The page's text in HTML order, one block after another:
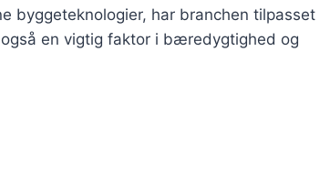
byggeteknologier, har branchen tilpasset
en vigtig faktor i bæredygtighed og